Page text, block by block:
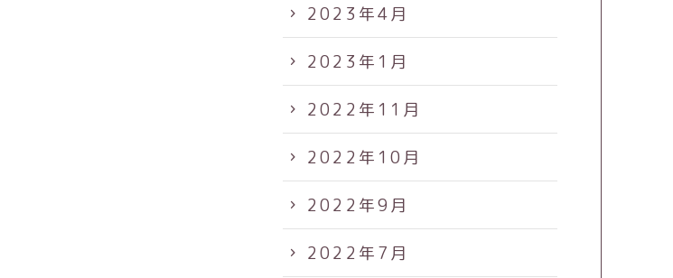
2023年4月
2023年1月
2022年11月
2022年10月
2022年9月
2022年7月